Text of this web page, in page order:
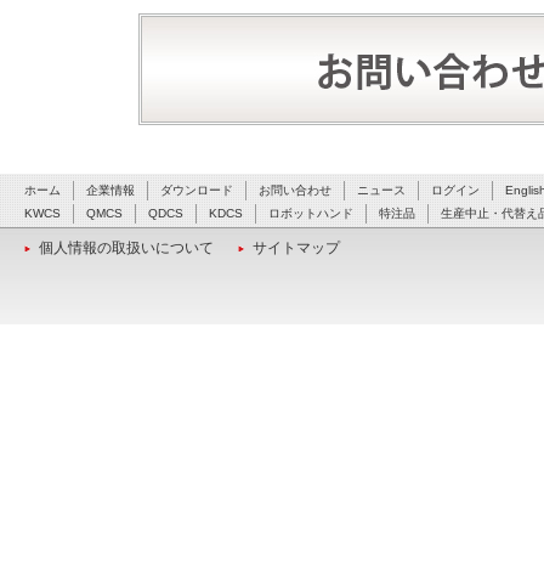
ホーム 企業情報 ダウンロード お問い合わせ ニュース ログイン
KWCS
QMCS QDCS KDCS ロボットハンド 特注品 生産中止・代替え
個人情報の取扱いについて サイトマップ